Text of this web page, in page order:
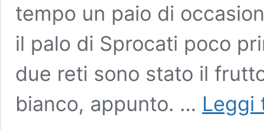
tempo un paio di
il palo di Sprocati poco
due reti sono stato il
bianco, appunto. … Leggi